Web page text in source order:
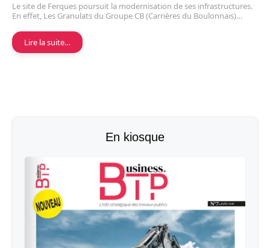
Le site de Ferques poursuit la modernisation de ses infrastructures.
En effet, Les Granulats du Groupe CB (Carrières du Boulonnais)…
Lire la suite…
En kiosque